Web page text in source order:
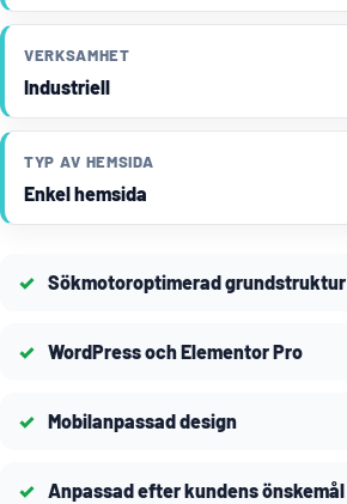
VERKSAMHET
Industriell
TYP AV HEMSIDA
Enkel hemsida
Sökmotoroptimerad grundstruktur
WordPress och Elementor Pro
Mobilanpassad design
Anpassad efter kundens önskemål